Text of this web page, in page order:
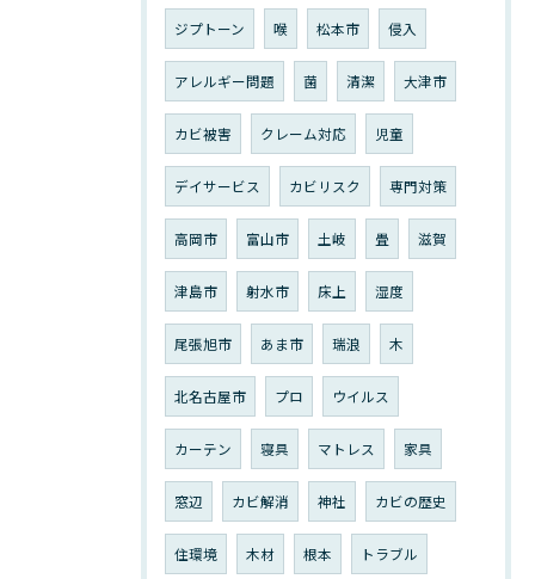
ジプトーン 喉 松本市 侵入
アレルギー問題 菌 清潔 大津市
カビ被害 クレーム対応 児童
デイサービス カビリスク 専門対策
高岡市 富山市 土岐 畳 滋賀
津島市 射水市 床上 湿度
尾張旭市 あま市 瑞浪 木
北名古屋市 プロ ウイルス
カーテン 寝具 マトレス 家具
窓辺 カビ解消 神社 カビの歴史
住環境 木材 根本 トラブル